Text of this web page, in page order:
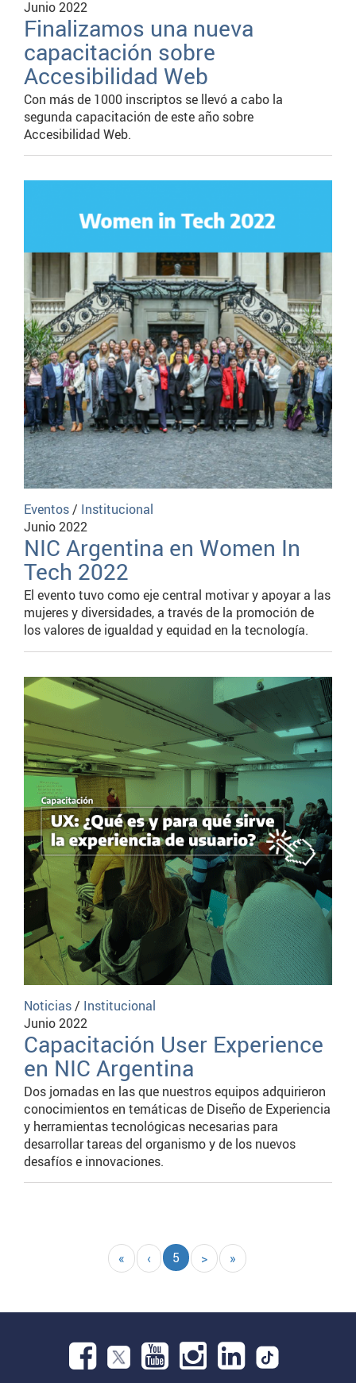
Junio 2022
Finalizamos una nueva
capacitación sobre
Accesibilidad Web
Con más de 1000 inscriptos se llevó a cabo la
segunda capacitación de este año sobre
Accesibilidad Web.
Eventos/ Institucional
Junio 2022
NIC Argentina en Women In
Tech 2022
El evento tuvo como eje central motivar y apoyar a las
mujeres y diversidades, a través de la promoción de
los valores de igualdad y equidad en la tecnología.
Noticias/ Institucional
Junio 2022
Capacitación User Experience
en NIC Argentina
Dos jornadas en las que nuestros equipos adquirieron
conocimientos en temáticas de Diseño de Experiencia
y herramientas tecnológicas necesarias para
desarrollar tareas del organismo y de los nuevos
desafíos e innovaciones.
Primera
página
«
Página
anterior
‹
Página
actual
5
Siguiente
página
>
Última
página
»
Facebook.